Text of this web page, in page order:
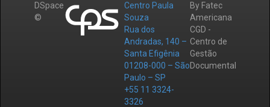
DSpace
©
Centro Paula
Souza
Rua dos
Andradas, 140 –
Santa Efigênia
01208-000 – São
Paulo – SP
+55 11 3324-
3326
By Fatec
Americana
CGD -
Centro de
Gestão
Documental